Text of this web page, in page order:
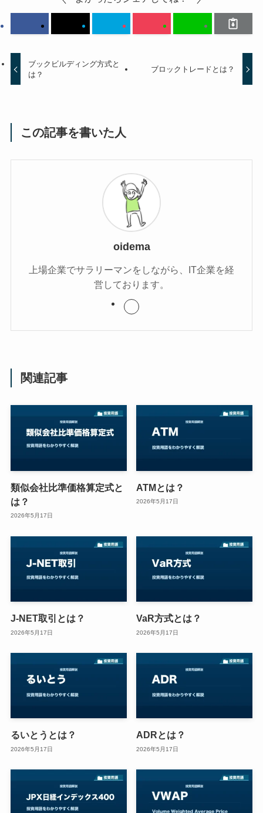
ブックビルディング方式と
は？
ブロックトレードとは？
この記事を書いた人
oidema
上場企業でサラリーマンをしながら、IT企業を経
営しております。
関連記事
類似会社比準価格算定式と
は？
2026年5月17日
ATMとは？
2026年5月17日
J-NET取引とは？
2026年5月17日
VaR方式とは？
2026年5月17日
るいとうとは？
2026年5月17日
ADRとは？
2026年5月17日